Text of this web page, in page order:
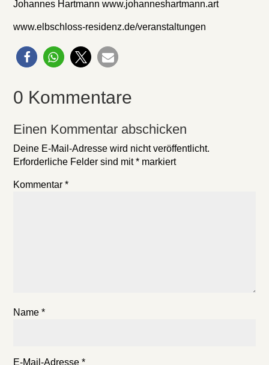
Johannes Hartmann www.johanneshartmann.art
www.elbschloss-residenz.de/veranstaltungen
0 Kommentare
Einen Kommentar abschicken
Deine E-Mail-Adresse wird nicht veröffentlicht.
Erforderliche Felder sind mit* markiert
Kommentar*
Name*
E-Mail-Adresse*